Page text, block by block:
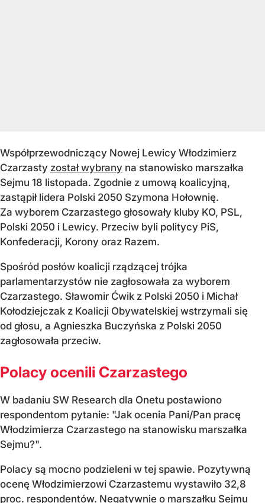
Współprzewodniczący Nowej Lewicy Włodzimierz
Czarzasty został wybrany na stanowisko marszałka
Sejmu 18 listopada. Zgodnie z umową koalicyjną,
zastąpił lidera Polski 2050 Szymona Hołownię.
Za wyborem Czarzastego głosowały kluby KO, PSL,
Polski 2050 i Lewicy. Przeciw byli politycy PiS,
Konfederacji, Korony oraz Razem.
Spośród posłów koalicji rządzącej trójka
parlamentarzystów nie zagłosowała za wyborem
Czarzastego. Sławomir Ćwik z Polski 2050 i Michał
Kołodziejczak z Koalicji Obywatelskiej wstrzymali się
od głosu, a Agnieszka Buczyńska z Polski 2050
zagłosowała przeciw.
Polacy ocenili Czarzastego
W badaniu SW Research dla Onetu postawiono
respondentom pytanie: "Jak ocenia Pani/Pan pracę
Włodzimierza Czarzastego na stanowisku marszałka
Sejmu?".
Polacy są mocno podzieleni w tej spawie. Pozytywną
ocenę Włodzimierzowi Czarzastemu wystawiło 32,8
proc. respondentów. Negatywnie o marszałku Sejmu